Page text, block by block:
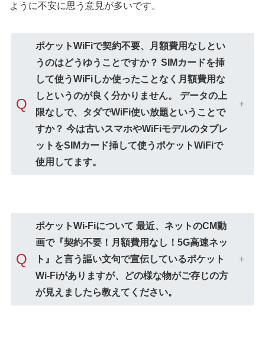
ように不安に思う意見が多いです。
Q
ポケットWiFiで契約不要、月額費用なしとい
うのはどうゆうことですか？ SIMカードを挿
して使うWiFiしか使ったことなく月額費用な
しというのが良く分かりません。 データの上
限なしで、タダでWiFi使い放題ということで
すか？ 今は古いスマホやWiFiモデルのタブレ
ットをSIMカード挿して使うポケットWiFiで
使用してます。
Q
ポケットWi-Fiについて 最近、ネットのCM動
画で『契約不要！月額費用なし！5G高速ネッ
ト』と言う謳い文句で宣伝しているポケット
Wi-Fiがありますが、どの様な物がご存じの方
が見えましたら教えてください。